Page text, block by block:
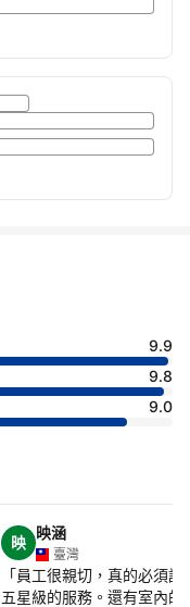
9.9
9.8
9.0
映
映涵
臺灣
「員工很親切，真的必須說
五星級的服務。還有室內的